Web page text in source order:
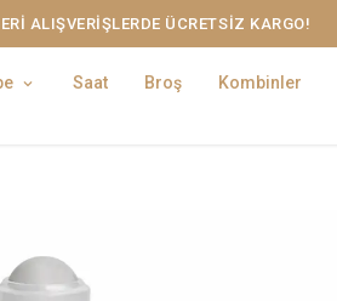
ALIŞVERİŞLERDE ÜCRETSİZ KARGO!
Saat Broş Kombinler